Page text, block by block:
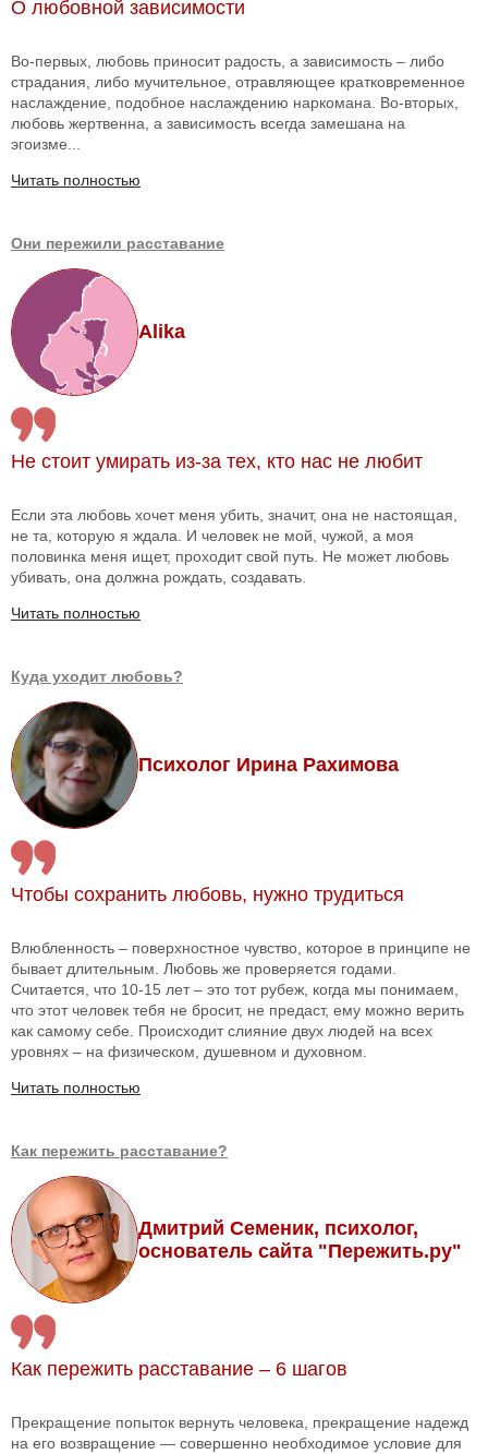
О любовной зависимости
Во-первых, любовь приносит радость, а зависимость – либо
страдания, либо мучительное, отравляющее кратковременное
наслаждение, подобное наслаждению наркомана. Во-вторых,
любовь жертвенна, а зависимость всегда замешана на
эгоизме...
Читать полностью
Они пережили расставание
Alika
Не стоит умирать из-за тех, кто нас не любит
Если эта любовь хочет меня убить, значит, она не настоящая,
не та, которую я ждала. И человек не мой, чужой, а моя
половинка меня ищет, проходит свой путь. Не может любовь
убивать, она должна рождать, создавать.
Читать полностью
Куда уходит любовь?
Психолог Ирина Рахимова
Чтобы сохранить любовь, нужно трудиться
Влюбленность – поверхностное чувство, которое в принципе не
бывает длительным. Любовь же проверяется годами.
Считается, что 10-15 лет – это тот рубеж, когда мы понимаем,
что этот человек тебя не бросит, не предаст, ему можно верить
как самому себе. Происходит слияние двух людей на всех
уровнях – на физическом, душевном и духовном.
Читать полностью
Как пережить расставание?
Дмитрий Семеник, психолог,
основатель сайта "Пережить.ру"
Как пережить расставание – 6 шагов
Прекращение попыток вернуть человека, прекращение надежд
на его возвращение — совершенно необходимое условие для